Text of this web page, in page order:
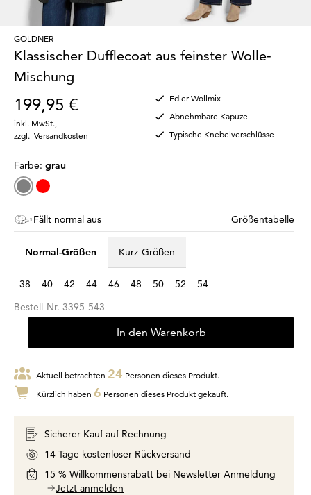
GOLDNER
Klassischer Dufflecoat aus feinster Wolle-
Mischung
199,95 €
inkl. MwSt.
zzgl. Versandkosten
Edler Wollmix
Abnehmbare Kapuze
Typische Knebelverschlüsse
Farbe: grau
Fällt normal aus Größentabelle
Normal-Größen Kurz-Größen
38 40 42 44 46 48 50 52
54
Bestell-Nr. 3395-543
In den Warenkorb
Aktuell betrachten 24 Personen dieses Produkt.
Kürzlich haben 6 Personen dieses Produkt gekauft.
Sicherer Kauf auf Rechnung
14 Tage kostenloser Rückversand
15 % Willkommensrabatt bei Newsletter Anmeldung
Jetzt anmelden